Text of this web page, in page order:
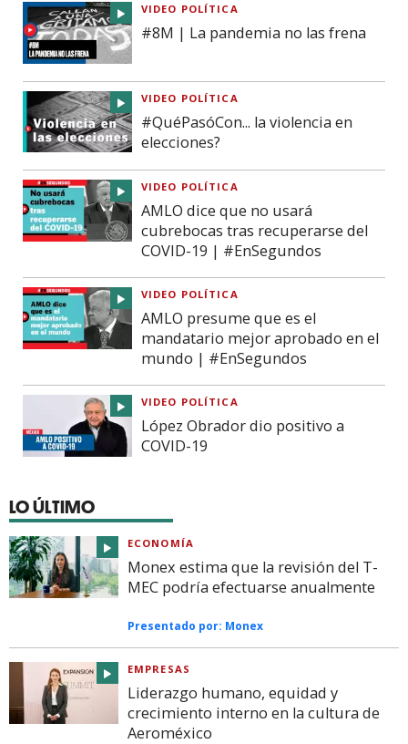
VIDEO POLÍTICA
#8M | La pandemia no las frena
VIDEO POLÍTICA
#QuéPasóCon... la violencia en
elecciones?
VIDEO POLÍTICA
AMLO dice que no usará
cubrebocas tras recuperarse del
COVID-19 | #EnSegundos
VIDEO POLÍTICA
AMLO presume que es el
mandatario mejor aprobado en el
mundo | #EnSegundos
VIDEO POLÍTICA
López Obrador dio positivo a
COVID-19
LO ÚLTIMO
ECONOMÍA
Monex estima que la revisión del T-
MEC podría efectuarse anualmente
Presentado por: Monex
EMPRESAS
Liderazgo humano, equidad y
crecimiento interno en la cultura de
Aeroméxico